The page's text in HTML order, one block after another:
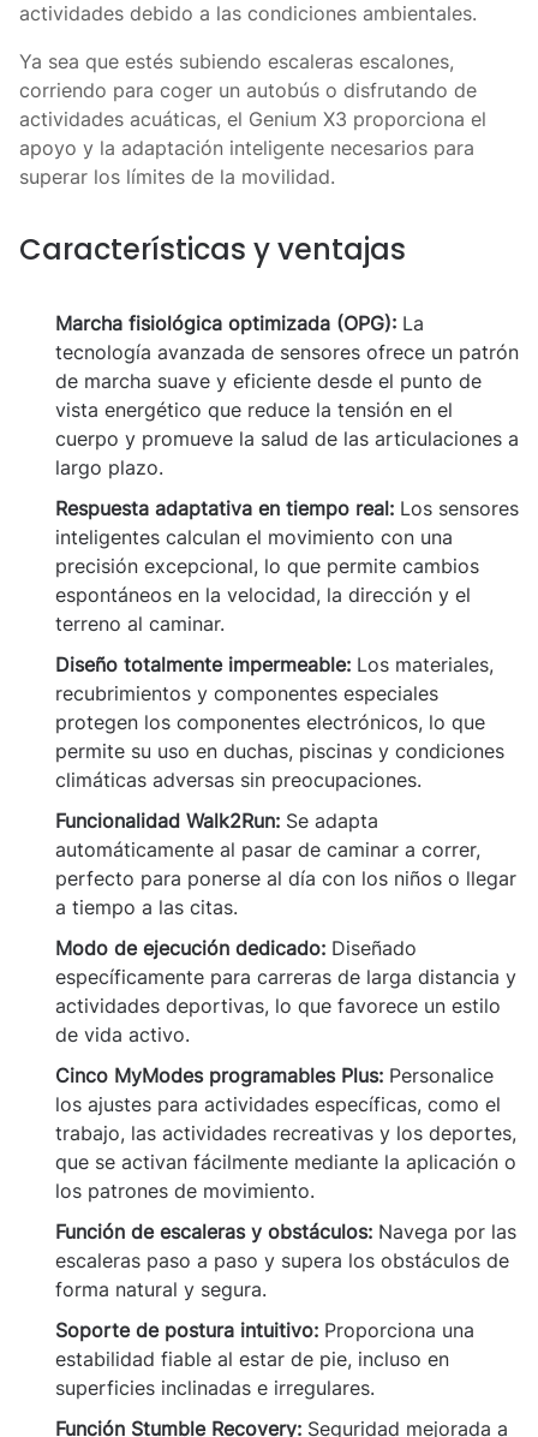
actividades debido a las condiciones ambientales.
Ya sea que estés subiendo escaleras escalones,
corriendo para coger un autobús o disfrutando de
actividades acuáticas, el Genium X3 proporciona el
apoyo y la adaptación inteligente necesarios para
superar los límites de la movilidad.
Características y ventajas
Marcha fisiológica optimizada (OPG): La
tecnología avanzada de sensores ofrece un patrón
de marcha suave y eficiente desde el punto de
vista energético que reduce la tensión en el
cuerpo y promueve la salud de las articulaciones a
largo plazo.
Respuesta adaptativa en tiempo real: Los sensores
inteligentes calculan el movimiento con una
precisión excepcional, lo que permite cambios
espontáneos en la velocidad, la dirección y el
terreno al caminar.
Diseño totalmente impermeable: Los materiales,
recubrimientos y componentes especiales
protegen los componentes electrónicos, lo que
permite su uso en duchas, piscinas y condiciones
climáticas adversas sin preocupaciones.
Funcionalidad Walk2Run: Se adapta
automáticamente al pasar de caminar a correr,
perfecto para ponerse al día con los niños o llegar
a tiempo a las citas.
Modo de ejecución dedicado: Diseñado
específicamente para carreras de larga distancia y
actividades deportivas, lo que favorece un estilo
de vida activo.
Cinco MyModes programables Plus: Personalice
los ajustes para actividades específicas, como el
trabajo, las actividades recreativas y los deportes,
que se activan fácilmente mediante la aplicación o
los patrones de movimiento.
Función de escaleras y obstáculos: Navega por las
escaleras paso a paso y supera los obstáculos de
forma natural y segura.
Soporte de postura intuitivo: Proporciona una
estabilidad fiable al estar de pie, incluso en
superficies inclinadas e irregulares.
Función Stumble Recovery: Seguridad mejorada a